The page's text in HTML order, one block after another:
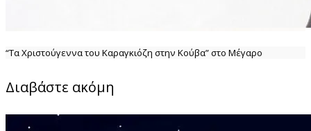
“Τα Χριστούγεννα του Καραγκιόζη στην Κούβα” στο Μέγαρο
Διαβάστε ακόμη